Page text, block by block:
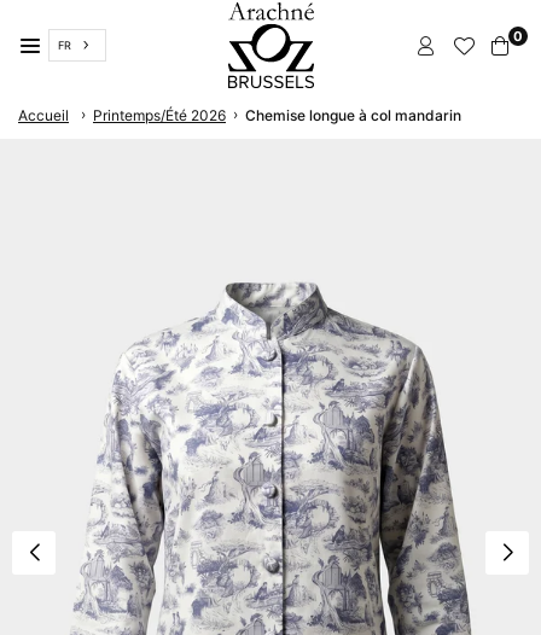
FR
ARACHNÉ
BRUXELLES
0
Accueil › Printemps/Été 2026 › Chemise longue à col mandarin